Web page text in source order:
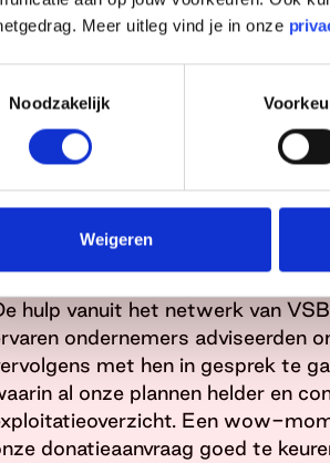
Meer uitleg vind je in onze
Noodzakelijk
Weigeren
met fondsenwerving - nog
en een
enthousiaste mensen die hun
gebracht met Board Companions:
samenwerken. Een netwerk van
initiatieven met hun expertise
Een gouden greep
hulp vanuit het netwerk van
ondernemers adviseerden
met hen in gesprek te
al onze plannen helder en
Een wow-
donatieaanvraag goed te